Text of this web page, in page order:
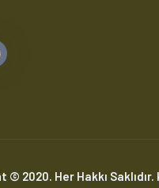
© 2020. Her Hakkı